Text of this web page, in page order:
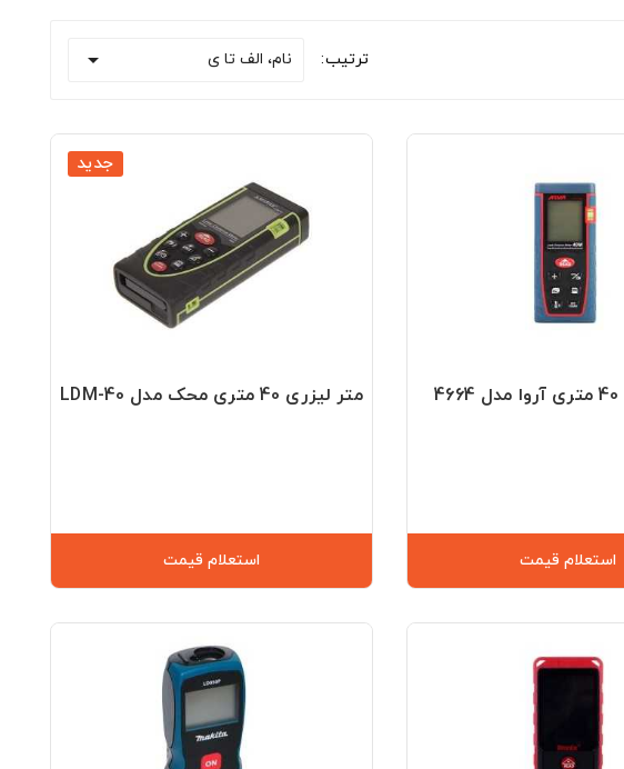
ترتیب: نام، الف تا ی 
استعلام قیمت
جدید
متر لیزری 40 متری محک مدل LDM-40
استعلام قیمت